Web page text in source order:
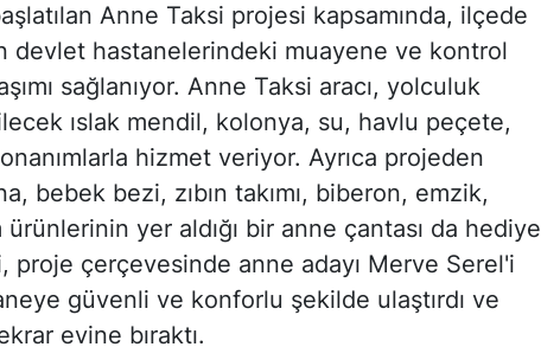
Anne Taksi projesi kapsamında, ilçede
devlet hastanelerindeki muayene ve kontrol
sağlanıyor. Anne Taksi aracı, yolculuk
ıslak mendil, kolonya, su, havlu peçete,
hizmet veriyor. Ayrıca projeden
bebek bezi, zıbın takımı, biberon, emzik,
yer aldığı bir anne çantası da hediye
proje çerçevesinde anne adayı Merve Serel'i
güvenli ve konforlu şekilde ulaştırdı ve
evine bıraktı.